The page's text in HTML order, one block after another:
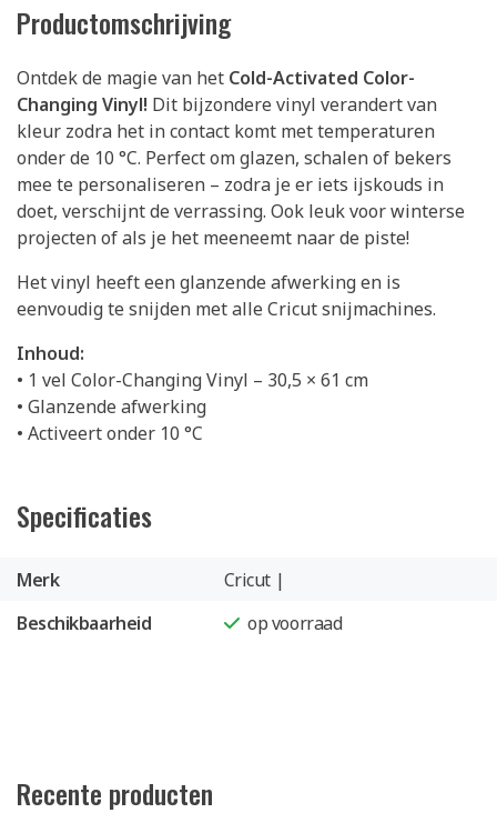
Productomschrijving
Ontdek de magie van het Cold-Activated Color-
Changing Vinyl! Dit bijzondere vinyl verandert van
kleur zodra het in contact komt met temperaturen
onder de 10 °C. Perfect om glazen, schalen of bekers
mee te personaliseren – zodra je er iets ijskouds in
doet, verschijnt de verrassing. Ook leuk voor winterse
projecten of als je het meeneemt naar de piste!
Het vinyl heeft een glanzende afwerking en is
eenvoudig te snijden met alle Cricut snijmachines.
Inhoud:
• 1 vel Color-Changing Vinyl – 30,5 × 61 cm
• Glanzende afwerking
• Activeert onder 10 °C
Specificaties
Merk
Cricut |
Beschikbaarheid
op voorraad
Recente producten